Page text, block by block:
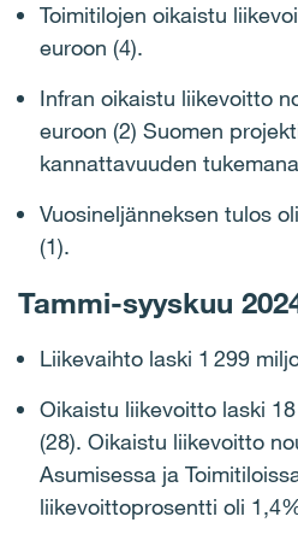
Toimitilojen oikaistu
euroon (4).
Infran oikaistu liikevoitto
euroon (2) Suomen
kannattavuuden
Vuosineljänneksen tulos
(1).
Tammi-syyskuu
Liikevaihto laski 1 299
Oikaistu liikevoitto laski
(28). Oikaistu liikevoitto
Asumisessa ja
liikevoittoprosentti oli